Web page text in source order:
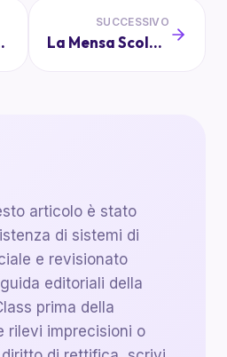
il Suo Ruolo
SUCCESSIVO
La Mensa Scolastica: Qualità, Normative e Consigli per i Genitori
articolo è stato
di sistemi di
e revisionato
editoriali della
prima della
rilevi imprecisioni o